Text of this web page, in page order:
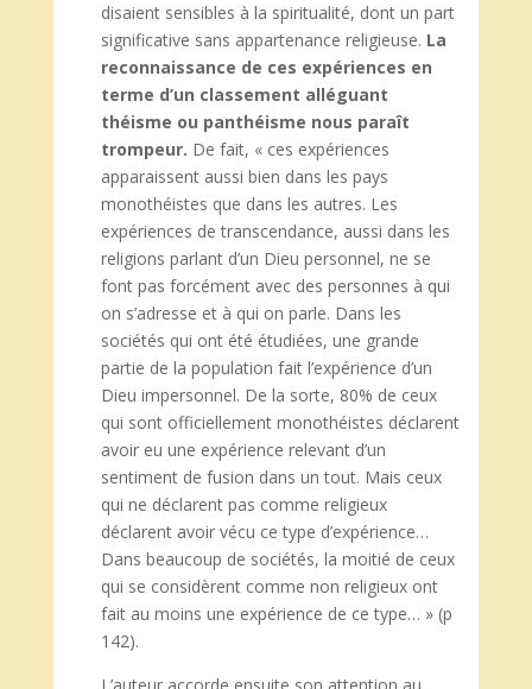
disaient sensibles à la spiritualité, dont un part
significative sans appartenance religieuse. La
reconnaissance de ces expériences en
terme d’un classement alléguant
théisme ou panthéisme nous paraît
trompeur. De fait, « ces expériences
apparaissent aussi bien dans les pays
monothéistes que dans les autres. Les
expériences de transcendance, aussi dans les
religions parlant d’un Dieu personnel, ne se
font pas forcément avec des personnes à qui
on s’adresse et à qui on parle. Dans les
sociétés qui ont été étudiées, une grande
partie de la population fait l’expérience d’un
Dieu impersonnel. De la sorte, 80% de ceux
qui sont officiellement monothéistes déclarent
avoir eu une expérience relevant d’un
sentiment de fusion dans un tout. Mais ceux
qui ne déclarent pas comme religieux
déclarent avoir vécu ce type d’expérience…
Dans beaucoup de sociétés, la moitié de ceux
qui se considèrent comme non religieux ont
fait au moins une expérience de ce type… » (p
142).